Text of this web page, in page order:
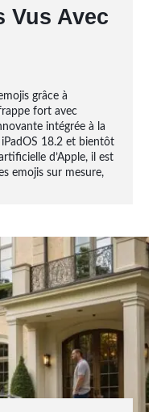
Vus Avec
grâce à
fort avec
intégrée à la
18.2 et bientôt
d’Apple, il est
emojis sur mesure,